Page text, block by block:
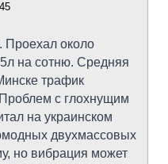
Проехал около
на сотню. Средняя
трафик
с глохнущим
на украинском
двухмассовых
но вибрация может